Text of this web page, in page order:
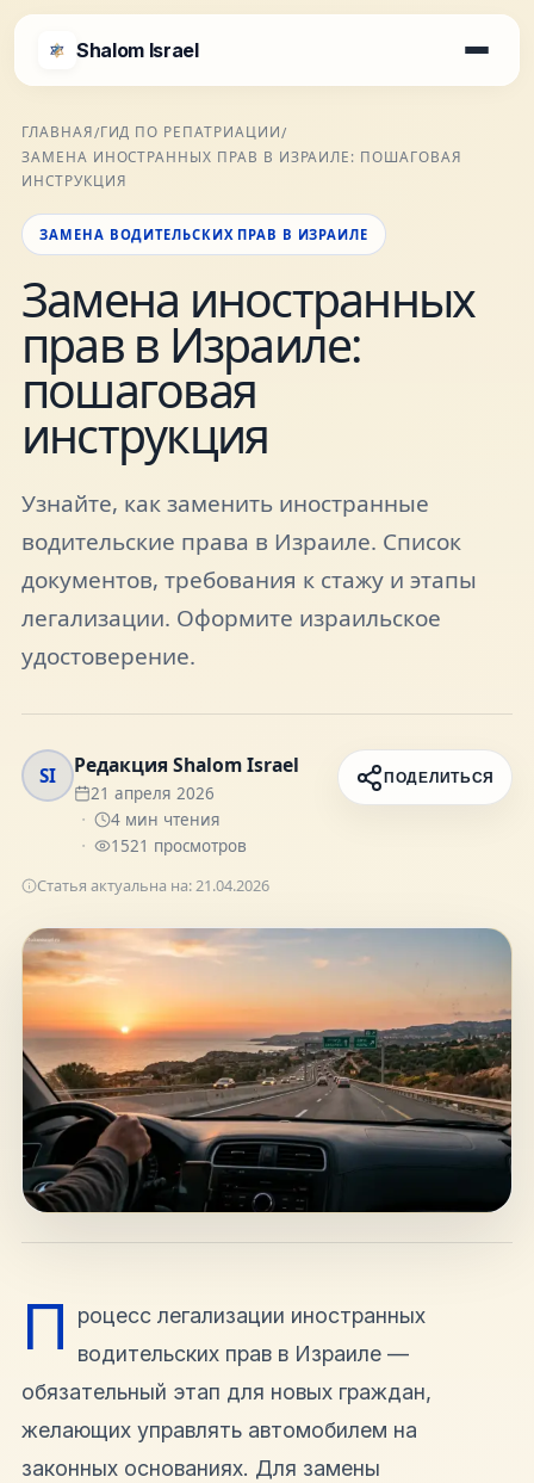
Shalom Israel
Блог
Афиша
Специалисты
Присоединяйтесь к нам
Получайте актуальные новости и советы о
Подписаться
Telegram
hello@shalomisrael.ru
ГЛАВНАЯ/ГИД ПО РЕПАТРИАЦИИ/
ЗАМЕНА ИНОСТРАННЫХ ПРАВ В ИЗРАИЛЕ: ПОШАГОВАЯ
ИНСТРУКЦИЯ
ЗАМЕНА ВОДИТЕЛЬСКИХ ПРАВ В ИЗРАИЛЕ
Замена иностранных
прав в Израиле:
пошаговая
инструкция
Узнайте, как заменить иностранные
водительские права в Израиле. Список
документов, требования к стажу и этапы
легализации. Оформите израильское
удостоверение.
SI Редакция Shalom Israel
21 апреля 2026
4мин чтения
1521 просмотров
ПОДЕЛИТЬСЯ
Статья актуальна на: 21.04.2026
П
роцесс легализации иностранных
водительских прав в Израиле —
обязательный этап для новых граждан,
желающих управлять автомобилем на
законных основаниях. Для замены